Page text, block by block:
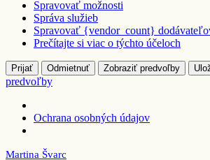
Spravovať možnosti
Správa služieb
Spravovať {vendor_count}
Prečítajte si viac o týchto účeloch
Prijať Odmietnuť Zobraziť predvoľby
predvoľby
Ochrana osobných údajov
Skip
Martina Švarc